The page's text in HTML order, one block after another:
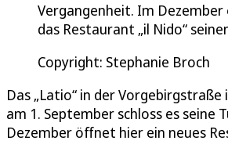
Vergangenheit. Im
das Restaurant „il Nido“
Copyright: Stephanie Broch
Das „Latio“ in der
am 1. September schloss es seine
Dezember öffnet hier ein neues